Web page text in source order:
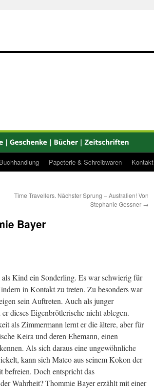
Buchhandlung Papeterie & Schreibwaren Kontakt
Time Travellers. Nächster Sprung – Australien! Von
Stephanie Gessner →
Bayer
als Kind ein Sonderling. Es war schwierig für
in Kontakt zu treten. Zu besonders war
sein Auftreten. Auch als junger
dieses Eigenbrötlerische nicht ablegen.
als Zimmermann lernt er die ältere, aber für
Keira und deren Ehemann, einen
Als sich daraus eine ungewöhnliche
kann sich Mateo aus seinem Kokon der
befreien. Doch entspricht das
Wahrheit? Thommie Bayer erzählt mit einer